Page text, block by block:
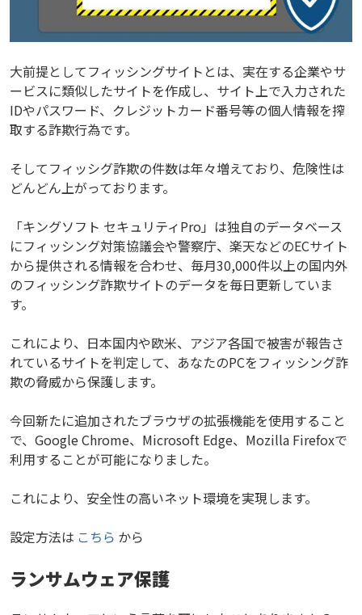
大前提としてフィッシングサイトとは、実在する企業やサ
ービスに類似したサイトを作成し、サイト上で入力された
IDやパスワード、クレジットカード番号等の個人情報を搾
取する詐欺行為です。
そしてフィッシグ詐欺の件数は年々増えており、危険性は
どんどん上がっております。
「キングソフト セキュリティPro」は独自のデータベース
にフィッシング対策協議会や警察庁、楽天などのECサイト
から提供される情報を合わせ、毎月30,000件以上の国内外
のフィッシング詐欺サイトのデータを毎日更新していま
す。
これにより、日本国内や欧米、アジア各国で被害が報告さ
れているサイトを判定して、あなたのPCをフィッシング詐
欺の脅威から保護します。
今回新たに追加されたブラウザの拡張機能を使用すること
で、Google Chrome、Microsoft Edge、Mozilla Firefoxで
利用することが可能になりました。
これにより、安全性の高いネット環境を実現します。
設定方法は こちら から
ランサムウェア保護